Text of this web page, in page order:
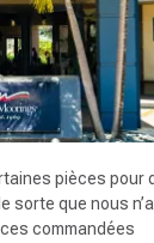
pièces pour
sorte que nous
commandées